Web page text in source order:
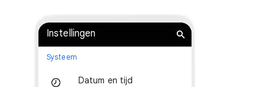
Instellingen
Systeem
Datum en tijd